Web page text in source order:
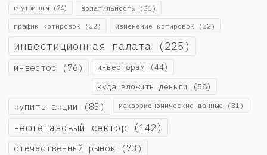
внутри дня (24) волатильность (31)
график котировок (32) изменение котировок (32)
инвестиционная палата (225)
инвестор (76) инвесторам (44)
куда вложить деньги (58)
купить акции (83) макроэкономические данные (31)
нефтегазовый сектор (142)
отечественный рынок (73)